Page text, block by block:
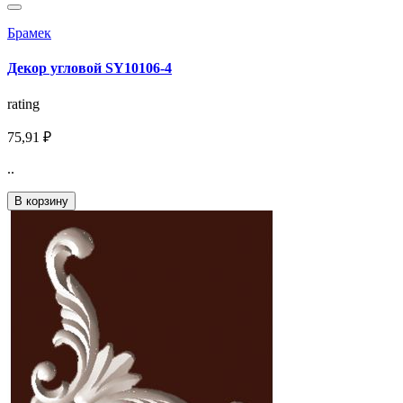
Брамек
Декор угловой SY10106-4
rating
75,91 ₽
..
В корзину